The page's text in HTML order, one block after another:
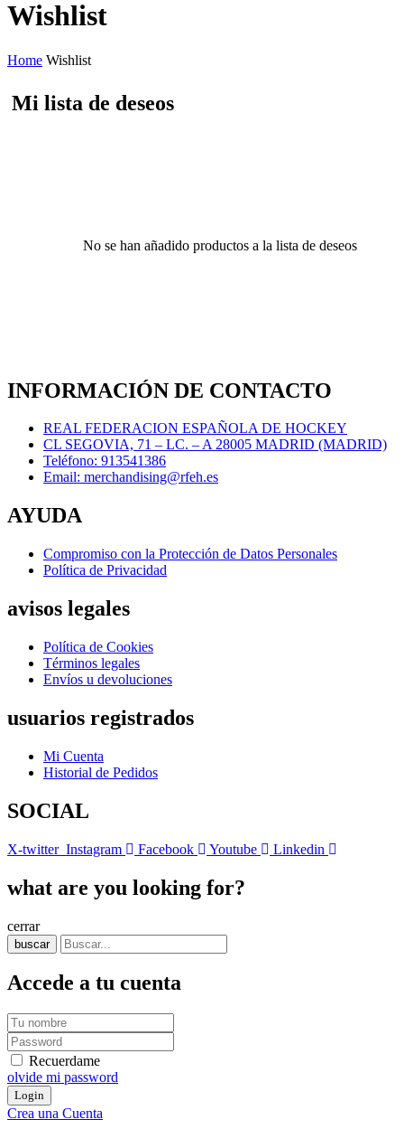
Wishlist
Home Wishlist
Mi lista de deseos
No se han añadido productos a la lista de deseos
INFORMACIÓN DE CONTACTO
REAL FEDERACION ESPAÑOLA DE HOCKEY
CL SEGOVIA, 71 – LC. – A 28005 MADRID (MADRID)
Teléfono: 913541386
Email: merchandising@rfeh.es
AYUDA
Compromiso con la Protección de Datos Personales
Política de Privacidad
avisos legales
Política de Cookies
Términos legales
Envíos u devoluciones
usuarios registrados
Mi Cuenta
Historial de Pedidos
SOCIAL
X-twitter Instagram Facebook Youtube Linkedin
what are you looking for?
cerrar
buscar
Accede a tu cuenta
Recuerdame
olvide mi password
Crea una Cuenta